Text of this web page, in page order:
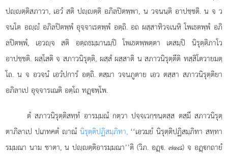
ปฺตฺติสภาวา, เอวํ สติ ปฺตฺติ อภิลปิตพฺพา, น วจนนฺติ อาปชฺชติ. น จ ว
จนโต อฺํ อภิลปิตพฺพํ อุจฺจาเรตพฺพํ อตฺถิ. อถ ผสฺสาทิวจเนหิ โพเธตพฺพํ อภิ
ลปิตพฺพํ, เอวฺจ สติ อตฺถธมฺมานมฺปิ โพเธตพฺพตฺตา เตสมฺปิ นิรุตฺติภาโว
อาปชฺชติ. ผสฺโสติ จ สภาวนิรุตฺติ, ผสฺสํ ผสฺสาติ น สภาวนิรุตฺตีติ ทสฺสิโตวายมตฺ
โถ. น จ อวจนํ เอวํปการํ อตฺถิ. ตสฺมา วจนภูตาย เอว ตสฺสา สภาวนิรุตฺติยา
อภิลาเป อุจฺจารเณติ อตฺโถ ทฏฺพฺโพ.
ตํ สภาวนิรุตฺติสทฺทํ อารมฺมณํ กตฺวา ปจฺจเวกฺขนฺตสฺส ตสฺมึ สภาวนิรุตฺ
ตาภิลาเป ปเภทคตํ าณํ นิรุตฺติปฏิสมฺภิทา,‘‘เอวมยํ นิรุตฺติปฏิสมฺภิทา สทฺทา
รมฺมณานาม ชาตา, น ปฺตฺติอารมฺมณา’’ติ (วิภ. อฏฺ. ๗๑๘) จ อฏฺกถายํ